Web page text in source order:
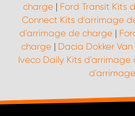
charge| Ford Transit Kits
Connect Kits d'arrimage
d'arrimage de charge |
charge | Dacia Dokker
Iveco Daily Kits d'arrimage